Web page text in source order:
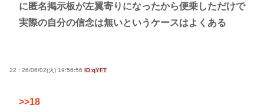
に匿名掲示板が左翼寄りになったから便乗しただけで
実際の自分の信念は無いというケースはよくある
22 : 26/06/02(火) 19:56:56 ID:qYFT
>>18